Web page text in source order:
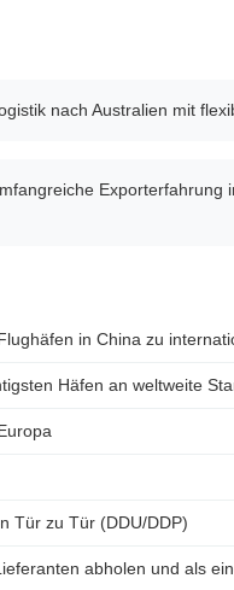
nach Australien mit
Exporterfahrung
in China zu
Häfen an weltweite
Tür zu Tür (DDU/DDP)
abholen und als